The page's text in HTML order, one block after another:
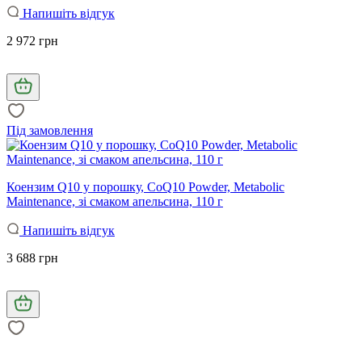
Напишіть відгук
2 972 грн
Під замовлення
Коензим Q10 у порошку, CoQ10 Powder, Metabolic
Maintenance, зі смаком апельсина, 110 г
Напишіть відгук
3 688 грн